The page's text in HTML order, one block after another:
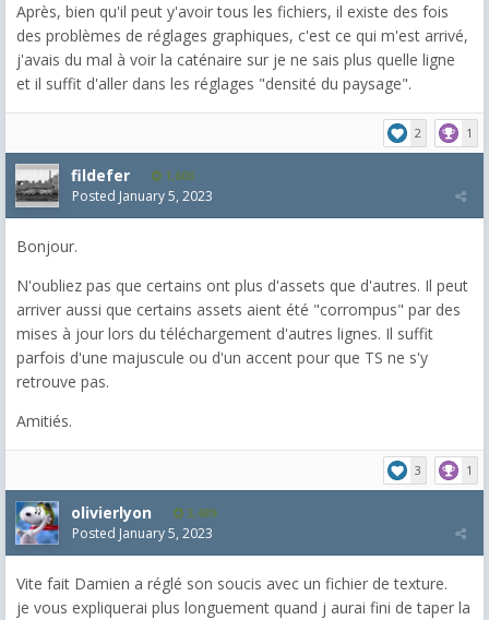
Après, bien qu'il peut y'avoir tous les fichiers, il existe des fois
des problèmes de réglages graphiques, c'est ce qui m'est arrivé,
j'avais du mal à voir la caténaire sur je ne sais plus quelle ligne
et il suffit d'aller dans les réglages "densité du paysage".
2 1
fildefer 1,603
Posted January 5, 2023
Bonjour.
N'oubliez pas que certains ont plus d'assets que d'autres. Il peut
arriver aussi que certains assets aient été "corrompus" par des
mises à jour lors du téléchargement d'autres lignes. Il suffit
parfois d'une majuscule ou d'un accent pour que TS ne s'y
retrouve pas.
Amitiés.
3 1
olivierlyon 3,489
Posted January 5, 2023
Vite fait Damien a réglé son soucis avec un fichier de texture.
je vous expliquerai plus longuement quand j aurai fini de taper la